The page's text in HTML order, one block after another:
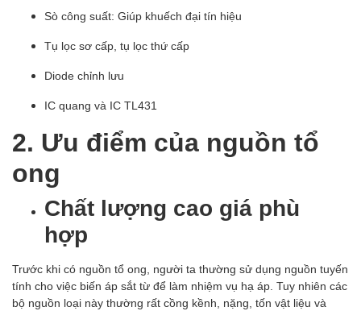
Sò công suất: Giúp khuếch đại tín hiệu
Tụ lọc sơ cấp, tụ lọc thứ cấp
Diode chỉnh lưu
IC quang và IC TL431
2. Ưu điểm của nguồn tổ
ong
Chất lượng cao giá phù
hợp
Trước khi có nguồn tổ ong, người ta thường sử dụng nguồn tuyến
tính cho việc biến áp sắt từ để làm nhiệm vụ hạ áp. Tuy nhiên các
bộ nguồn loại này thường rất cồng kềnh, nặng, tốn vật liệu và